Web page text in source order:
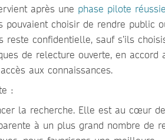
après une phase pilote réussie
choisir de rendre public
confidentielle, sauf s’ils
de relecture ouverte, en accord
aux connaissances.
:
la recherche. Elle est au cœur
à un plus grand nombre de